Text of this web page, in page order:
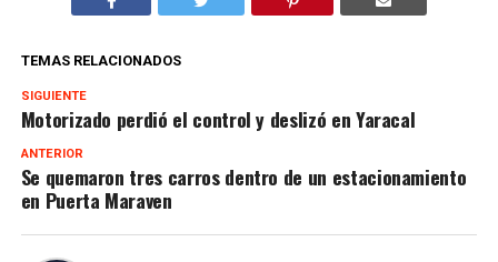
TEMAS RELACIONADOS
SIGUIENTE
Motorizado perdió el control y deslizó en Yaracal
ANTERIOR
Se quemaron tres carros dentro de un estacionamiento
en Puerta Maraven